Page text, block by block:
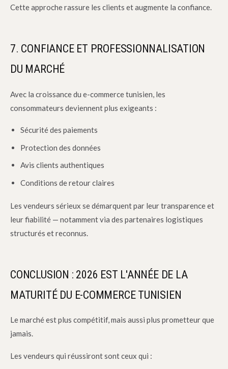
Cette approche rassure les clients et augmente la confiance.
7. CONFIANCE ET PROFESSIONNALISATION
DU MARCHÉ
Avec la croissance du e-commerce tunisien, les
consommateurs deviennent plus exigeants :
Sécurité des paiements
Protection des données
Avis clients authentiques
Conditions de retour claires
Les vendeurs sérieux se démarquent par leur transparence et
leur fiabilité — notamment via des partenaires logistiques
structurés et reconnus.
CONCLUSION : 2026 EST L'ANNÉE DE LA
MATURITÉ DU E-COMMERCE TUNISIEN
Le marché est plus compétitif, mais aussi plus prometteur que
jamais.
Les vendeurs qui réussiront sont ceux qui :